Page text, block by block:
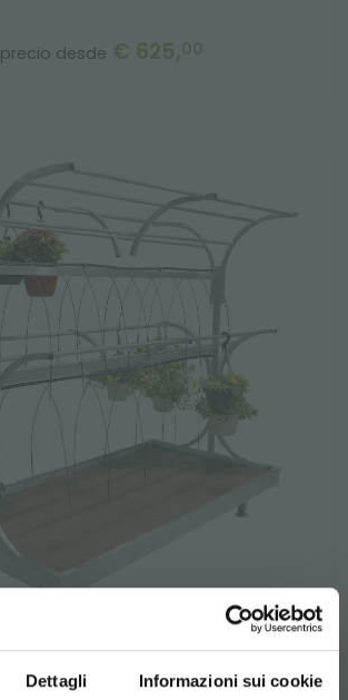
Dettagli Informazioni sui cookie
precio desde € 625,00
Chiringuito